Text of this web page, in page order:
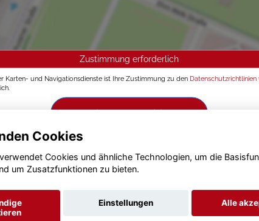
Zustimmung erforderlich
Karten- und Navigationsdienste ist Ihre Zustimmung zu den
Cookies
Cookies und ähnliche Technologien, um die
um Zusatzfunktionen zu bieten.
Einstellungen Alle